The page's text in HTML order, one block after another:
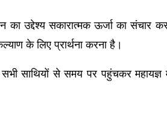
का उद्देश्य सकारात्मक ऊर्जा का संचार
के लिए प्रार्थना करना है।
साथियों से समय पर पहुंचकर